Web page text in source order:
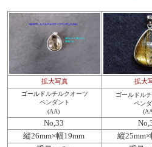
拡大写真
拡大
ゴールドルチルクオーツ
ペンダント
(AA)
ゴールドル
ペン
No,33
縦26mm×幅19mm
縦